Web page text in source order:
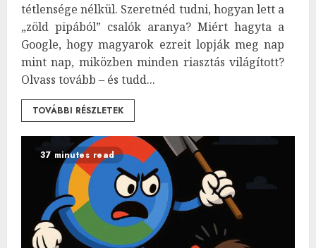
tétlensége nélkül. Szeretnéd tudni, hogyan lett a
„zöld pipából” csalók aranya? Miért hagyta a
Google, hogy magyarok ezreit lopják meg nap
mint nap, miközben minden riasztás világított?
Olvass tovább – és tudd...
TOVÁBBI RÉSZLETEK
37 minutes read